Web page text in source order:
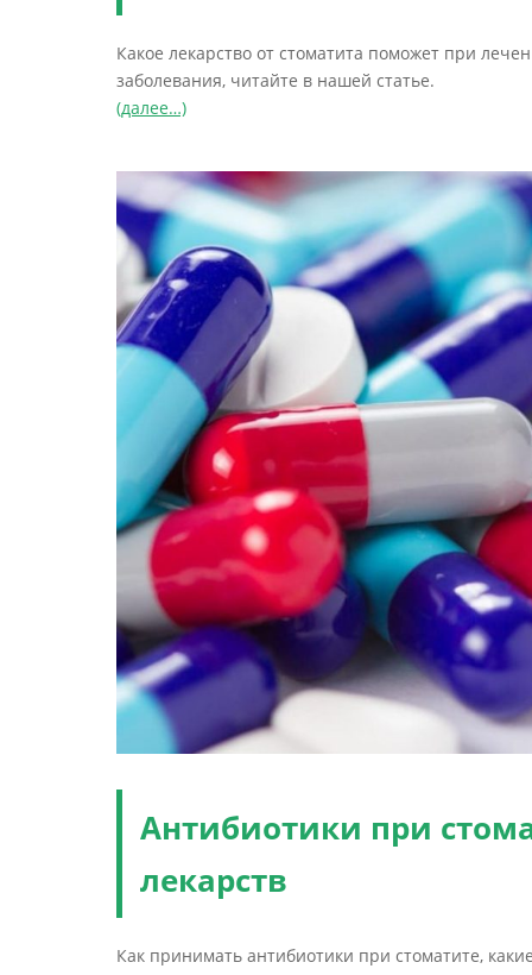
Какое лекарство от стоматита поможет при
заболевания, читайте в нашей статье.
(далее…)
Антибиотики при
лекарств
Как принимать антибиотики при стоматите,